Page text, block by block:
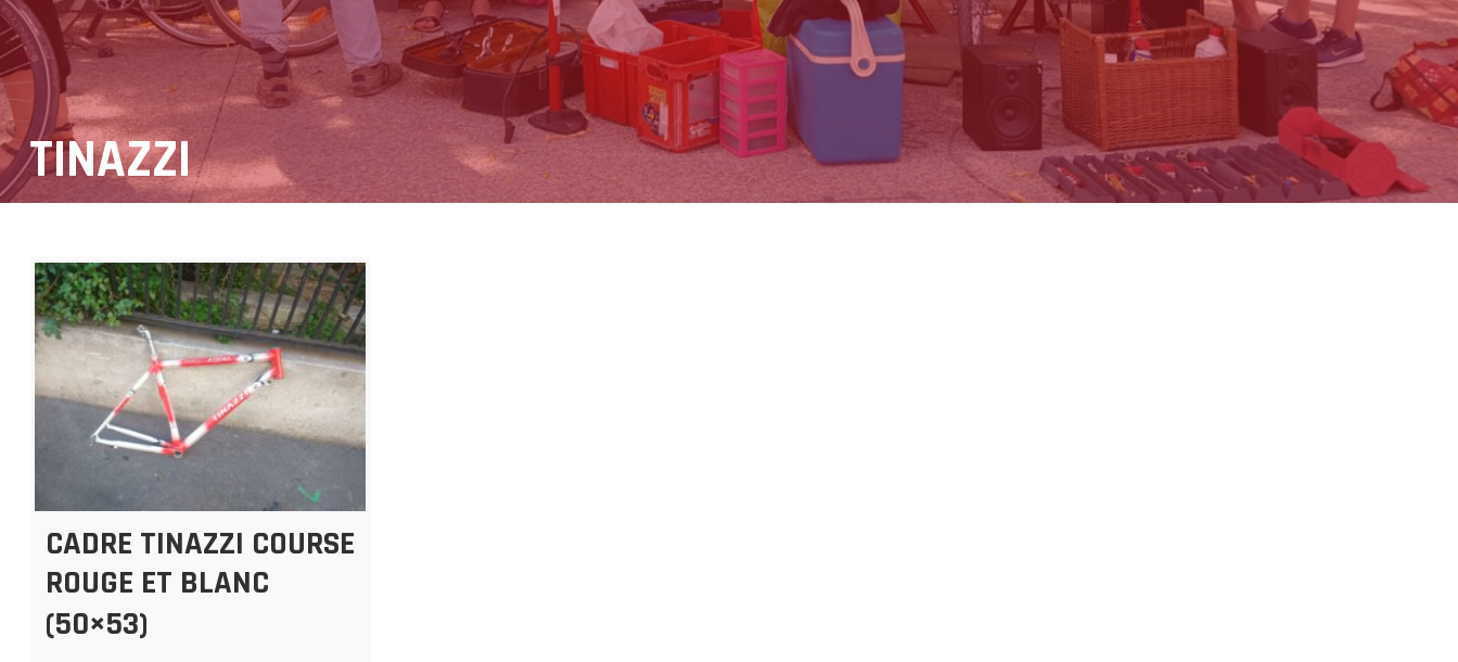
TINAZZI
CADRE TINAZZI COURSE
ROUGE ET BLANC
(50×53)